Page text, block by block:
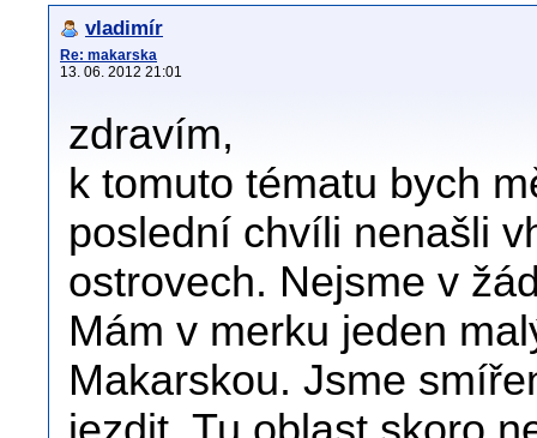
vladimír
Re: makarska
13. 06. 2012 21:01
zdravím,
k tomuto tématu bych
poslední chvíli nenašli
ostrovech. Nejsme v
Mám v merku jeden
Makarskou. Jsme